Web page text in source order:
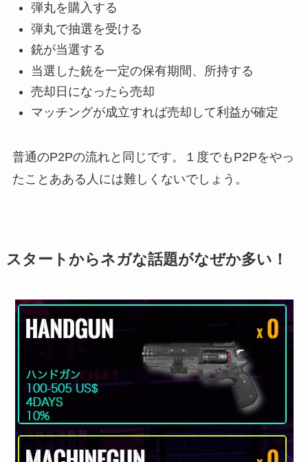
弾丸を購入する
弾丸で抽選を受ける
銃が当選する
当選した銃を一定の保有期間、所持する
売却日になったら売却
マッチングが成立すれば売却して利益が確定
普通のP2Pの流れと同じです。１度でもP2Pをやっ
たことあある人には難しくないでしょう。
スタートからネガな話題がなぜか多い！